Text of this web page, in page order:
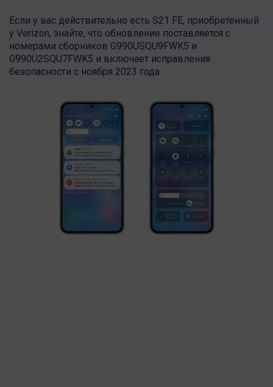
Если у вас действительно есть S21 FE, приобретенный
у Verizon, знайте, что обновление поставляется с
номерами сборников G990USQU9FWK5 и
G990U2SQU7FWK5 и включает исправления
безопасности с ноября 2023 года.